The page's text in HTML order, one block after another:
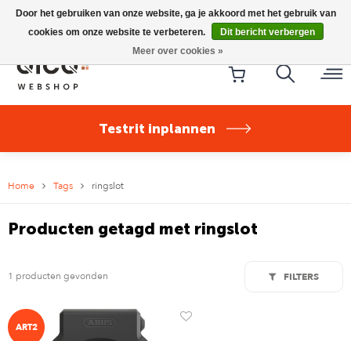
Riese & Müller Nevo5 Silent Core nu direct uit voorraad
leverbaar!
Testrit inplannen
Home Tags ringslot
Producten getagd met ringslot
1 producten gevonden FILTERS
ART2
Door het gebruiken van onze website, ga je akkoord met het gebruik van
cookies om onze website te verbeteren.
Dit bericht verbergen
Meer over cookies »